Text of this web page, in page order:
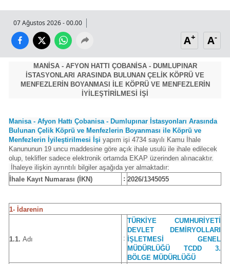
07 Ağustos 2026 - 00.00
A+ A-
MANİSA - AFYON HATTI ÇOBANİSA - DUMLUPINAR
İSTASYONLARI ARASINDA BULUNAN ÇELİK KÖPRÜ VE
MENFEZLERİN BOYANMASI İLE KÖPRÜ VE MENFEZLERİN
İYİLEŞTİRİLMESİ İŞİ
Manisa - Afyon Hattı Çobanisa - Dumlupınar İstasyonları Arasında
Bulunan Çelik Köprü ve Menfezlerin Boyanması ile Köprü ve
Menfezlerin İyileştirilmesi İşi yapım işi 4734 sayılı Kamu İhale
Kanununun 19 uncu maddesine göre açık ihale usulü ile ihale edilecek
olup, teklifler sadece elektronik ortamda EKAP üzerinden alınacaktır.
İhaleye ilişkin ayrıntılı bilgiler aşağıda yer almaktadır:
İhale Kayıt Numarası (İKN)
: 2026/1345055
1- İdarenin
1.1. Adı :
TÜRKİYE CUMHURİYETİ
DEVLET DEMİRYOLLARI
İŞLETMESİ GENEL
MÜDÜRLÜĞÜ TCDD 3.
BÖLGE MÜDÜRLÜĞÜ